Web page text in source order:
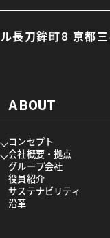
長刀鉾町8 京都
ABOUT
コンセプト
会社概要・拠点
グループ会社
役員紹介
サステナビリティ
沿革